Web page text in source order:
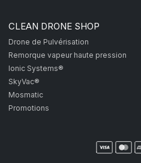
CLEAN DRONE SHOP
Drone de Pulvérisation
Remorque vapeur haute pression
Ionic Systems®
SkyVac®
Mosmatic
Promotions